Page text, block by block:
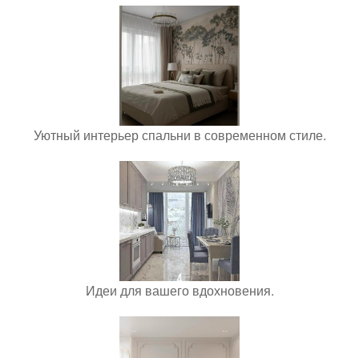
Уютный интерьер спальни в современном стиле.
Идеи для вашего вдохновения.